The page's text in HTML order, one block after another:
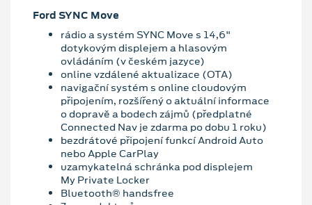
Ford SYNC Move
rádio a systém SYNC Move s 14,6"
dotykovým displejem a hlasovým
ovládáním (v českém jazyce)
online vzdálené aktualizace (OTA)
navigační systém s online cloudovým
připojením, rozšířený o aktuální informace
o dopravě a bodech zájmů (předplatné
Connected Nav je zdarma po dobu 1 roku)
bezdrátové připojení funkcí Android Auto
nebo Apple CarPlay
uzamykatelná schránka pod displejem
My Private Locker
Bluetooth® handsfree